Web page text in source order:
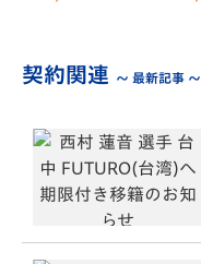
契約関連 ～ 最新記事 ～